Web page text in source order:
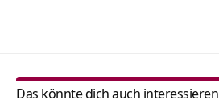
Das könnte dich auch interessieren